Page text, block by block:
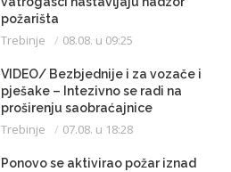
požarišta
Trebinje 08.08. u 09:25
VIDEO/ Bezbjednije i za vozače i
pješake – Intezivno se radi na
proširenju saobraćajnice
Trebinje 07.08. u 18:28
Ponovo se aktivirao požar iznad